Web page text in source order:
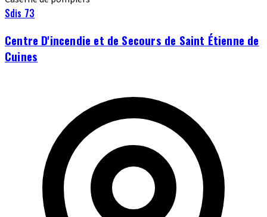
Sdis 73
Centre D'incendie et de Secours de Saint Étienne de
Cuines